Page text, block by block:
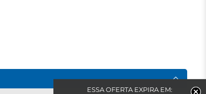
ESSA OFERTA EXPIRA EM: